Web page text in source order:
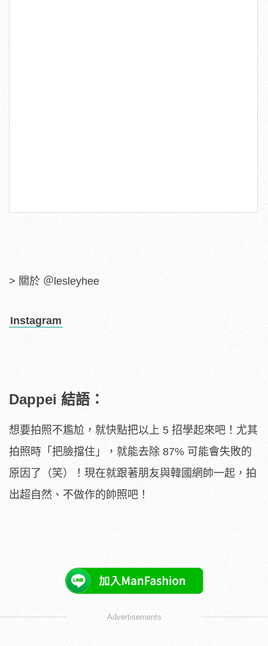
> 關於 ＠lesleyhee
Instagram
Dappei 結語：
想要拍照不尷尬，就快點把以上 5 招學起來吧！尤其
拍照時「把臉擋住」，就能去除 87% 可能會失敗的
原因了（笑）！現在就跟著朋友與韓國網帥一起，拍
出超自然、不做作的帥照吧！
Advertisements